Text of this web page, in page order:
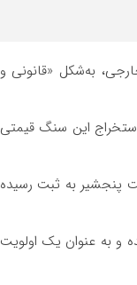
به‌شکل «قانونی و
این سنگ قیمتی
که در حال حاضر 750 معدن زمرد در ولایت پنجشیر به ثبت رسیده
و به عنوان یک اولویت